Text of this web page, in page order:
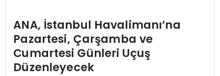
ANA, İstanbul Havalimanı’na
Pazartesi, Çarşamba ve
Cumartesi Günleri Uçuş
Düzenleyecek